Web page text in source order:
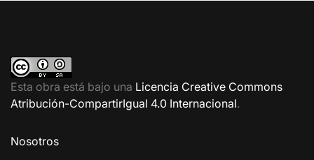
Esta obra está bajo una Licencia Creative Commons
Atribución-CompartirIgual 4.0 Internacional.
Nosotros